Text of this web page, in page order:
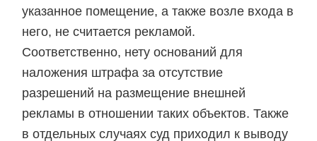
указанное помещение, а также возле входа в
него, не считается рекламой.
Соответственно, нету оснований для
наложения штрафа за отсутствие
разрешений на размещение внешней
рекламы в отношении таких объектов. Также
в отдельных случаях суд приходил к выводу